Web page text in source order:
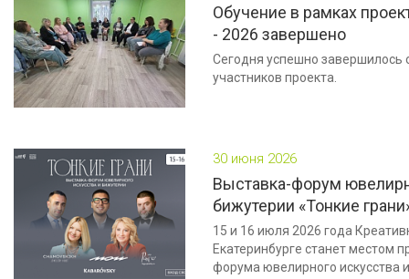
Обучение в рамках
- 2026 завершено
Сегодня успешно завершилось
участников проекта.
30 июня 2026
Выставка-форум
бижутерии «Тонкие
15 и 16 июля 2026 года
Екатеринбурге станет местом
форума ювелирного искусства